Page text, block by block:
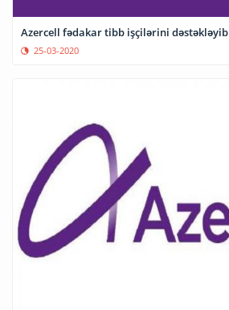
Azercell fədakar tibb işçilərini dəstəkləyib
25-03-2020